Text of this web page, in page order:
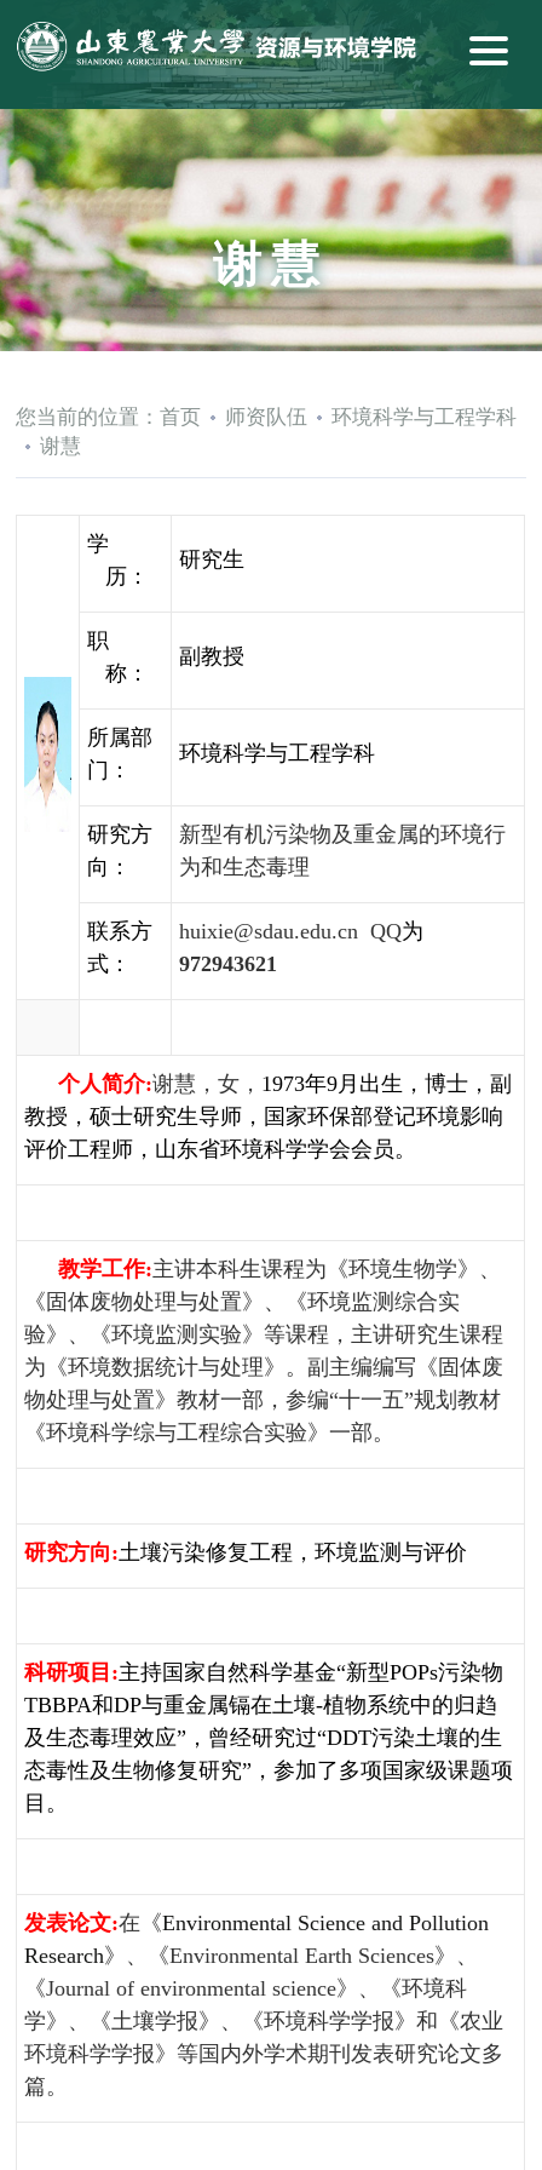
谢慧
您当前的位置：首页 师资队伍
环境科学与工程学科
谢慧
学
历：
研究生
职
称：
副教授
所属部
门：
环境科学与工程学科
研究方
向：
新型有机污染物及重金属的环境行
为和生态毒理
联系方
式：
huixie@sdau.edu.cnQQ为
972943621
个人简介:谢慧，女， 1973年9月出生，博士，副
教授，硕士研究生导师，国家环保部登记环境影响
评价工程师，山东省环境科学学会会员。
教学工作:主讲本科生课程为《环境生物学》、
《固体废物处理与处置》、《环境监测综合实
验》、《环境监测实验》等课程，主讲研究生课程
为《环境数据统计与处理》。副主编编写《固体废
物处理与处置》教材一部，参编“十一五”规划教材
《环境科学综与工程综合实验》一部。
研究方向:土壤污染修复工程，环境监测与评价
科研项目 :主持国家自然科学基金“新型POPs污染物
TBBPA和DP与重金属镉在土壤-植物系统中的归趋
及生态毒理效应”，曾经研究过“DDT污染土壤的生
态毒性及生物修复研究”，参加了多项国家级课题项
目。
发表论文:在《Environmental Science and Pollution
Research》、《Environmental Earth Sciences》、
《Journal of environmental science》、《环境科
学》、《土壤学报》、《环境科学学报》和《农业
环境科学学报》等国内外学术期刊发表研究论文多
篇。